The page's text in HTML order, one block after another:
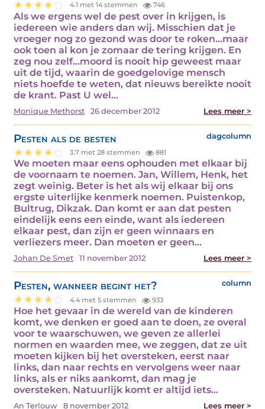
4.1 met 14 stemmen 746
Als we ergens wel de pest over in krijgen, is
iedereen wie anders dan wij. Misschien dat je
vroeger nog zo gezond was door te roken...maar
ook toen al kon je zomaar de tering krijgen. En
zeg nou zelf...moord is nooit hip geweest maar
uit de tijd, waarin de goedgelovige mensch
niets hoefde te weten, dat nieuws bereikte nooit
de krant. Past U wel…
Monique Methorst 26 december 2012 Lees meer >
Pesten als de besten dagcolumn
3.7 met 28 stemmen 881
We moeten maar eens ophouden met elkaar bij
de voornaam te noemen. Jan, Willem, Henk, het
zegt weinig. Beter is het als wij elkaar bij ons
ergste uiterlijke kenmerk noemen. Puistenkop,
Bultrug, Dikzak. Dan komt er aan dat pesten
eindelijk eens een einde, want als iedereen
elkaar pest, dan zijn er geen winnaars en
verliezers meer. Dan moeten er geen…
Johan De Smet 11 november 2012 Lees meer >
Pesten, wanneer begint het? column
4.4 met 5 stemmen 933
Hoe het gevaar in de wereld van de kinderen
komt, we denken er goed aan te doen, ze overal
voor te waarschuwen, we geven ze allerlei
normen en waarden mee, we zeggen, dat ze uit
moeten kijken bij het oversteken, eerst naar
links, dan naar rechts en vervolgens weer naar
links, als er niks aankomt, dan mag je
oversteken. Natuurlijk komt er altijd iets…
An Terlouw 8 november 2012 Lees meer >